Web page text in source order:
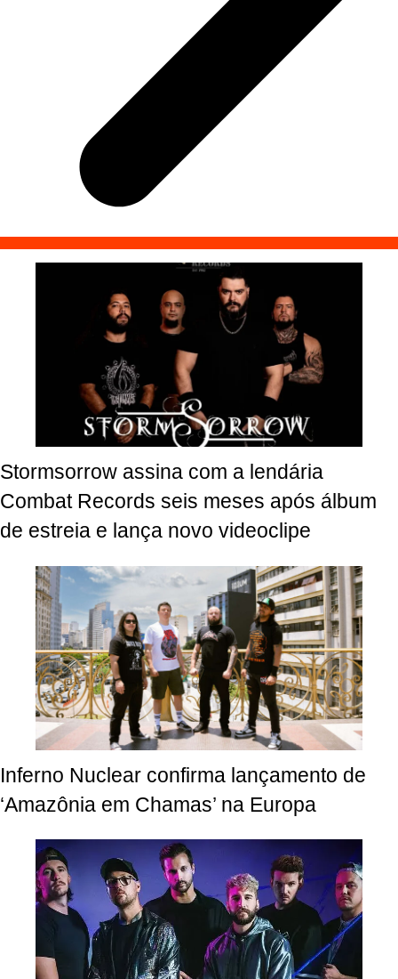
Stormsorrow assina com a lendária
Combat Records seis meses após álbum
de estreia e lança novo videoclipe
Inferno Nuclear confirma lançamento de
‘Amazônia em Chamas’ na Europa